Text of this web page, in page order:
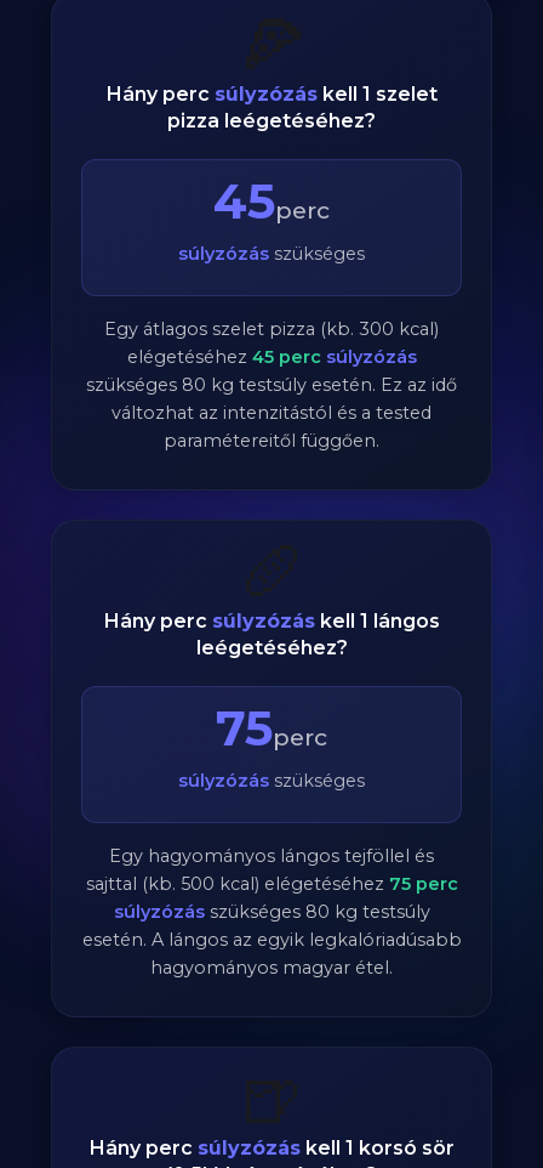
🍕
Hány perc súlyzózáskell 1 szelet
pizza leégetéséhez?
45perc
súlyzózás szükséges
Egy átlagos szelet pizza (kb. 300 kcal)
elégetéséhez 45perc súlyzózás
szükséges 80 kg testsúly esetén. Ez az idő
változhat az intenzitástól és a tested
paramétereitől függően.
🥖
Hány perc súlyzózáskell 1 lángos
leégetéséhez?
75perc
súlyzózás szükséges
Egy hagyományos lángos tejföllel és
sajttal (kb. 500 kcal) elégetéséhez 75perc
súlyzózásszükséges 80 kg testsúly
esetén. A lángos az egyik legkalóriadúsabb
hagyományos magyar étel.
🍺
Hány perc súlyzózáskell 1 korsó sör